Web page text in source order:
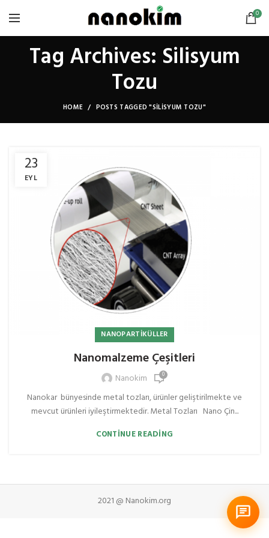
0
Tag Archives: Silisyum
Tozu
HOME POSTS TAGGED "SILISYUM TOZU"
23
EYL
NANOPARTIKÜLLER
Nanomalzeme Çeşitleri
Nanokim 0
Nanokar bünyesinde metal tozları, ürünler geliştirilmekte ve
mevcut ürünleri iyileştirmektedir. Metal Tozları Nano Çin...
CONTINUE READING
2021 @ Nanokim.org